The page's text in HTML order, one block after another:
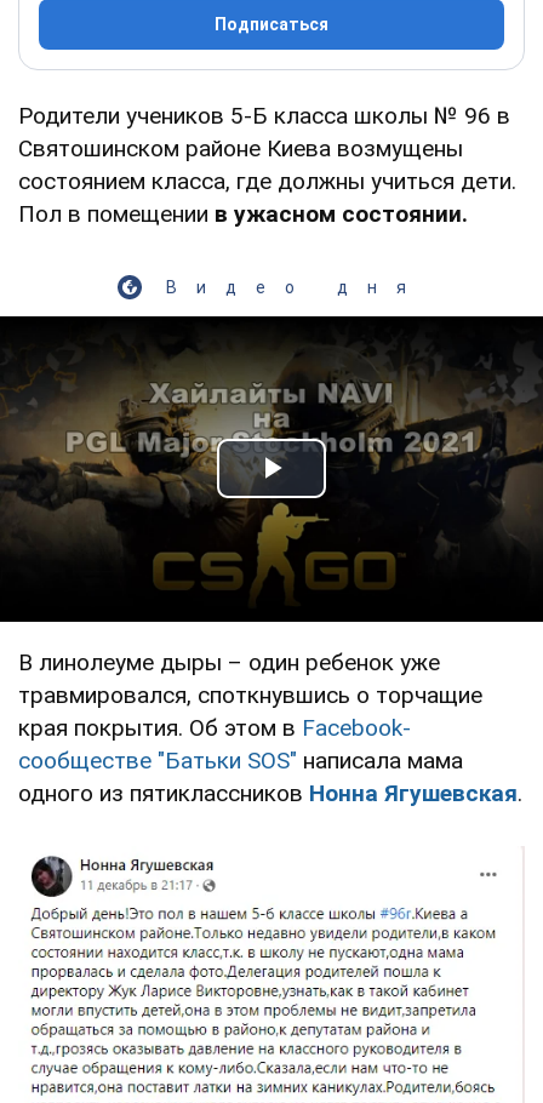
Подписаться
Родители учеников 5-Б класса школы № 96 в
Святошинском районе Киева возмущены
состоянием класса, где должны учиться дети.
Пол в помещении в ужасном состоянии.
Видео дня
Play Video
В линолеуме дыры – один ребенок уже
травмировался, споткнувшись о торчащие
края покрытия. Об этом в Facebook-
сообществе "Батьки SOS" написала мама
одного из пятиклассников Нонна Ягушевская.